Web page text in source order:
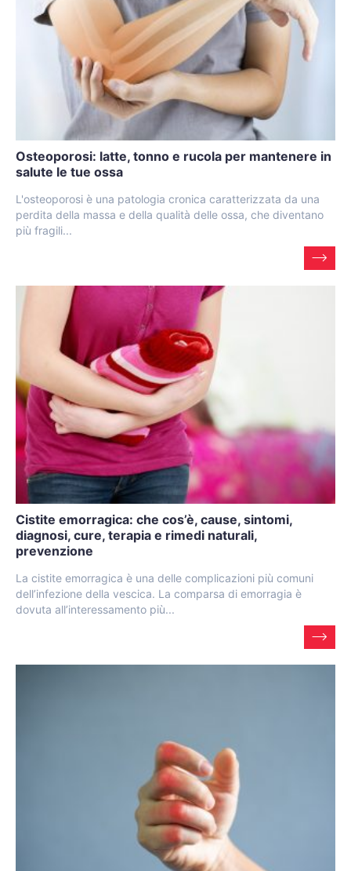
Osteoporosi: latte, tonno e rucola per mantenere in
salute le tue ossa
L'osteoporosi è una patologia cronica caratterizzata da una
perdita della massa e della qualità delle ossa, che diventano
più fragili...
Cistite emorragica: che cos’è, cause, sintomi,
diagnosi, cure, terapia e rimedi naturali,
prevenzione
La cistite emorragica è una delle complicazioni più comuni
dell’infezione della vescica. La comparsa di emorragia è
dovuta all’interessamento più...